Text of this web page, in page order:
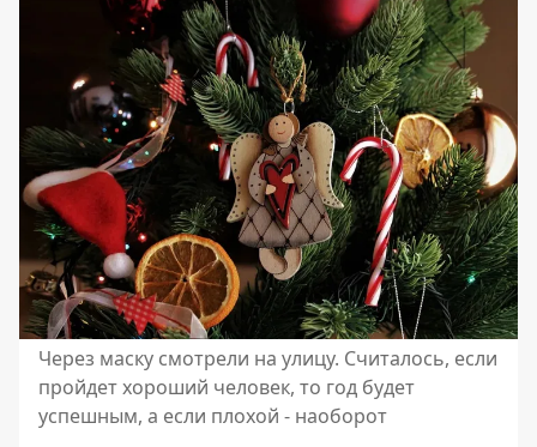
Через маску смотрели на улицу. Считалось, если
пройдет хороший человек, то год будет
успешным, а если плохой - наоборот